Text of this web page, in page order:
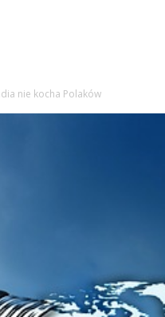
nie kocha Polaków